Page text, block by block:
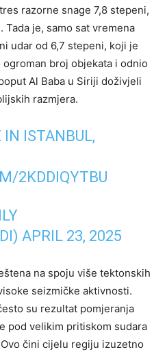
razorne snage 7,8 stepeni,
Tada je, samo sat vremena
udar od 6,7 stepeni, koji je
broj objekata i odnio
Al Baba u Siriji doživjeli
razmjera.
IN ISTANBUL,
2KDDIQYTBU
APRIL 23, 2025
na spoju više tektonskih
seizmičke aktivnosti.
su rezultat pomjeranja
pod velikim pritiskom sudara
čini cijelu regiju izuzetno